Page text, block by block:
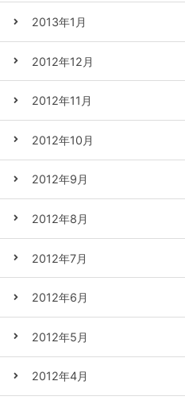
2013年1月
2012年12月
2012年11月
2012年10月
2012年9月
2012年8月
2012年7月
2012年6月
2012年5月
2012年4月